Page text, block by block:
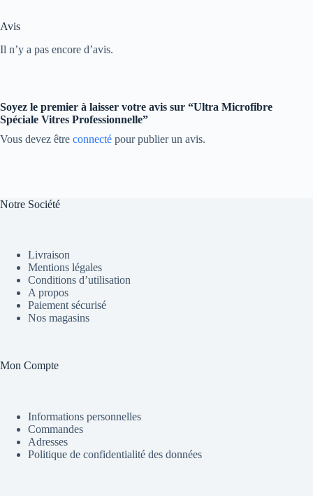
Avis
Il n’y a pas encore d’avis.
Soyez le premier à laisser votre avis sur “Ultra Microfibre
Spéciale Vitres Professionnelle”
Vous devez être connecté pour publier un avis.
Notre Société
Livraison
Mentions légales
Conditions d’utilisation
A propos
Paiement sécurisé
Nos magasins
Mon Compte
Informations personnelles
Commandes
Adresses
Politique de confidentialité des données